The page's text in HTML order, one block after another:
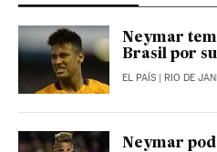
Neymar
Brasil por
EL PAÍS | RIO DE
Neymar